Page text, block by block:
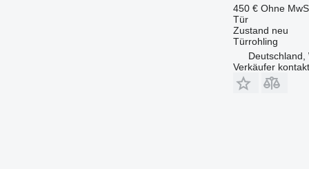
450 € Ohne
Tür
Zustand neu
Türrohling
Deutschland,
Verkäufer